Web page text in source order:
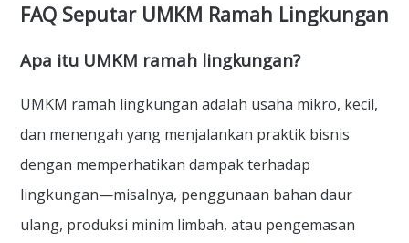
FAQ Seputar UMKM Ramah Lingkungan
Apa itu UMKM ramah lingkungan?
UMKM ramah lingkungan adalah usaha mikro, kecil,
dan menengah yang menjalankan praktik bisnis
dengan memperhatikan dampak terhadap
lingkungan—misalnya, penggunaan bahan daur
ulang, produksi minim limbah, atau pengemasan